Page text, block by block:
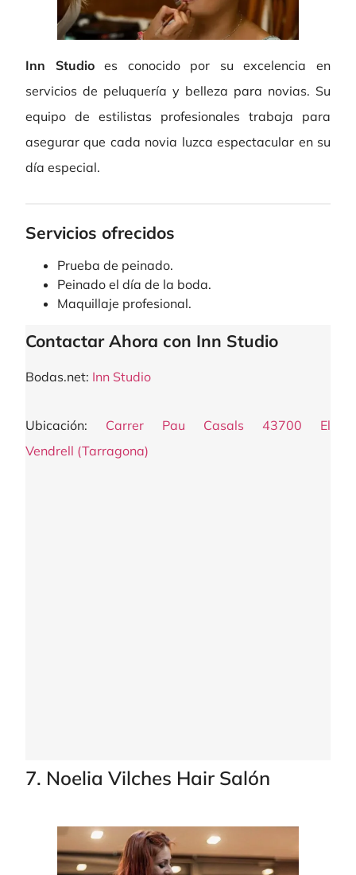
Inn Studioes conocido por su excelencia en
servicios de peluquería y belleza para novias. Su
equipo de estilistas profesionales trabaja para
asegurar que cada novia luzca espectacular en su
día especial.
Servicios ofrecidos
Prueba de peinado.
Peinado el día de la boda.
Maquillaje profesional.
Contactar Ahora con Inn Studio
Bodas.net: Inn Studio
Ubicación: Carrer Pau Casals 43700 El
Vendrell (Tarragona)
7. Noelia Vilches Hair Salón